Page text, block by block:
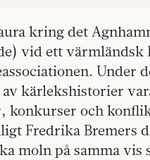
kring det
vid ett värmländsk
Under
kärlekshistorier
konkurser och
Fredrika Bremers
moln på samma vis